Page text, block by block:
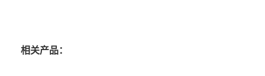
相关产品：